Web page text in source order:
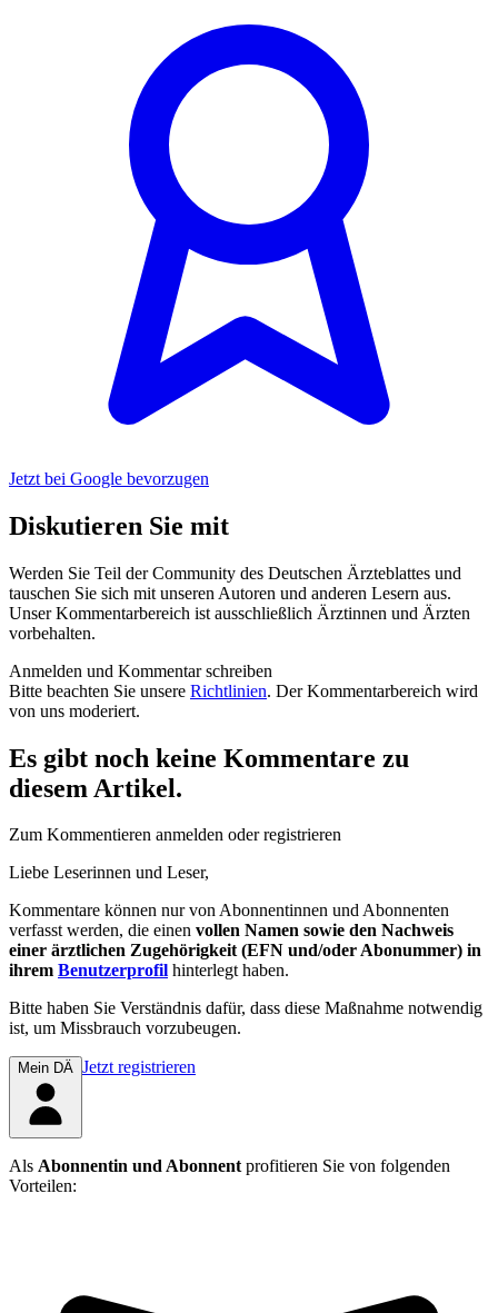
Jetzt bei Google bevorzugen
Diskutieren Sie mit
Werden Sie Teil der Community des Deutschen Ärzteblattes und
tauschen Sie sich mit unseren Autoren und anderen Lesern aus.
Unser Kommentarbereich ist ausschließlich Ärztinnen und Ärzten
vorbehalten.
Anmelden und Kommentar schreiben
Bitte beachten Sie unsere Richtlinien. Der Kommentarbereich wird
von uns moderiert.
Es gibt noch keine Kommentare zu
diesem Artikel.
Zum Kommentieren anmelden oder registrieren
Liebe Leserinnen und Leser,
Kommentare können nur von Abonnentinnen und Abonnenten
verfasst werden, die einen vollen Namen sowie den Nachweis
einer ärztlichen Zugehörigkeit (EFN und/oder Abonummer) in
ihrem Benutzerprofil hinterlegt haben.
Bitte haben Sie Verständnis dafür, dass diese Maßnahme notwendig
ist, um Missbrauch vorzubeugen.
Mein DÄ Jetzt registrieren
Als Abonnentin und Abonnentprofitieren Sie von folgenden
Vorteilen: